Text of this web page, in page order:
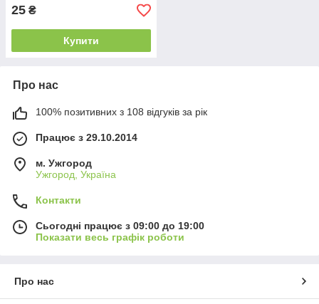
25 ₴
Купити
Про нас
100% позитивних з 108 відгуків за рік
Працює з 29.10.2014
м. Ужгород
Ужгород, Україна
Контакти
Сьогодні працює з 09:00 до 19:00
Показати весь графік роботи
Про нас